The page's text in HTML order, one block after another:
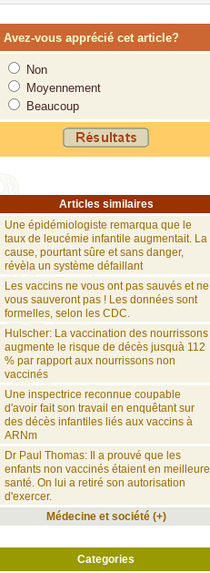
Avez-vous apprécié cet article?
Non
Moyennement
Beaucoup
Articles similaires
Une épidémiologiste remarqua que le
taux de leucémie infantile augmentait. La
cause, pourtant sûre et sans danger,
révèla un système défaillant
Les vaccins ne vous ont pas sauvés et ne
vous sauveront pas ! Les données sont
formelles, selon les CDC.
Hulscher: La vaccination des nourrissons
augmente le risque de décès jusquà 112
% par rapport aux nourrissons non
vaccinés
Une inspectrice reconnue coupable
d'avoir fait son travail en enquêtant sur
des décès infantiles liés aux vaccins à
ARNm
Dr Paul Thomas: Il a prouvé que les
enfants non vaccinés étaient en meilleure
santé. On lui a retiré son autorisation
d'exercer.
Médecine et société (+)
Categories